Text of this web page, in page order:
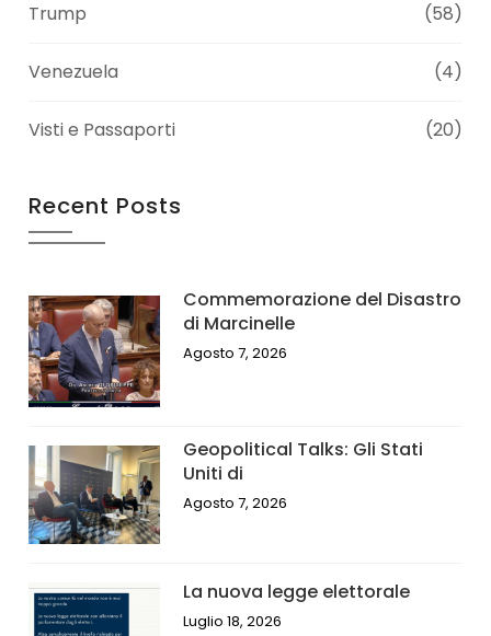
Trump (58)
Venezuela (4)
Visti e Passaporti (20)
Recent Posts
Commemorazione del Disastro
di Marcinelle
Agosto 7, 2026
Geopolitical Talks: Gli Stati
Uniti di
Agosto 7, 2026
La nuova legge elettorale
Luglio 18, 2026